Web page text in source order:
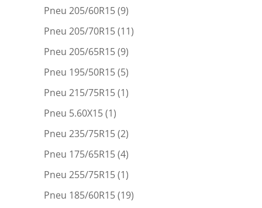
Pneu 205/60R15(9)
Pneu 205/70R15(11)
Pneu 205/65R15(9)
Pneu 195/50R15(5)
Pneu 215/75R15(1)
Pneu 5.60X15(1)
Pneu 235/75R15(2)
Pneu 175/65R15(4)
Pneu 255/75R15(1)
Pneu 185/60R15(19)